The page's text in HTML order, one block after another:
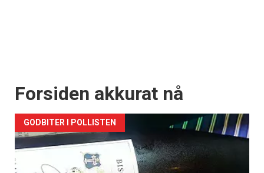
Forsiden akkurat nå
GODBITER I POLLISTEN